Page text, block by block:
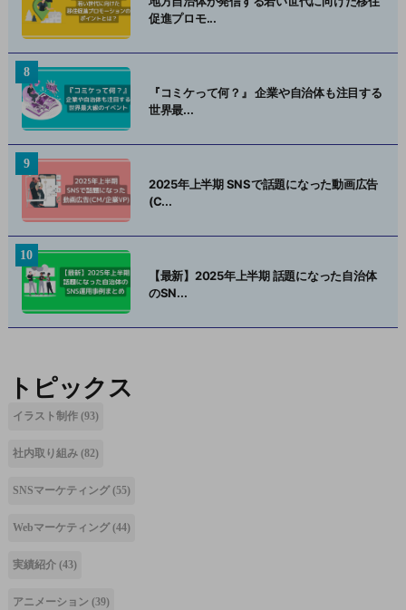
促進プロモ...
『コミケって何？』 企業や自治体も注目する
世界最...
2025年上半期 SNSで話題になった動画広告
(C...
【最新】2025年上半期 話題になった自治体
のSN...
トピックス
イラスト制作 (93)
社内取り組み (82)
SNSマーケティング(55)
Webマーケティング(44)
実績紹介 (43)
アニメーション (39)